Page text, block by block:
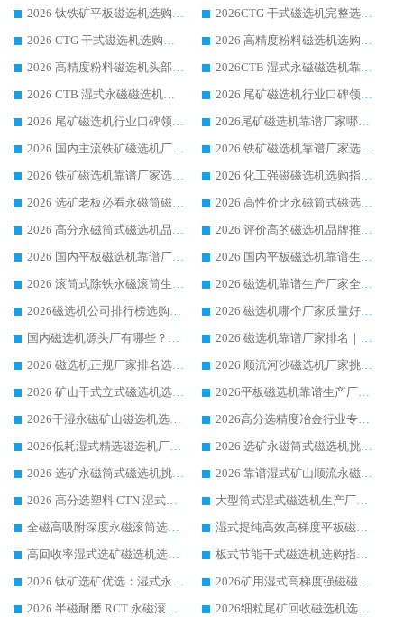
2026 钛铁矿平板磁选机选购指南 行业口碑优选品牌生产企业实力排行榜
2026CTG 干式磁选机完整选购指南 行业口碑顶尖靠谱生产龙头厂家实力推荐
2026 CTG 干式磁选机选购指南|行业口碑靠谱生产厂家领域强者推荐
2026 高精度粉料磁选机选购全攻略 行业优质品牌华体会手机网页版-华体会(中国) 实力深度解析
2026 高精度粉料磁选机头部厂家选购指南 行业口碑靠谱品牌推荐 领域强者华体会手机网页版-华体会(中国) 解析
2026CTB 湿式永磁磁选机靠谱厂家实力排行榜 铁矿选矿设备采购全流程选购指南
2026 CTB 湿式永磁磁选机选购指南|行业口碑良好品牌推荐，领域强者华体会手机网页版-华体会(中国)
2026 尾矿磁选机行业口碑领域强者，源头直供国内主流厂家华体会手机网页版-华体会(中国) 一站式服务
2026 尾矿磁选机行业口碑领域强者，源头直供国内主流厂家华体会手机网页版-华体会(中国) 一站式服务
2026尾矿磁选机靠谱厂家哪家好 行业口碑领域强者华体会手机网页版-华体会(中国) 推荐
2026 国内主流铁矿磁选机厂家选购指南|行业口碑好品牌推荐，领域强者华体会手机网页版-华体会(中国)
2026 铁矿磁选机靠谱厂家选购全攻略 行业标杆华体会手机网页版-华体会(中国) 设备性价比出众
2026 铁矿磁选机靠谱厂家选购指南，领域强者华体会手机网页版-华体会(中国) 铁矿磁选机性价比高
2026 化工强磁磁选机选购指南 5 家行业口碑靠谱厂家领域强者推荐
2026 选矿老板必看永磁筒磁选机推荐 行业头部品牌口碑设备选购全攻略
2026 高性价比永磁筒式磁选机品牌盘点 行业强者口碑实测选购完整指南
2026 高分永磁筒式磁选机品牌推荐 选矿设备强者对比测评采购避坑全攻略
2026 评价高的磁选机品牌推荐选购指南，永磁筒式磁选机设备领域强者全景行业口碑解析
2026 国内平板磁选机靠谱厂家排名 行业实测口碑设备按需选购全指南
2026 国内平板磁选机靠谱生产厂家推荐排名|行业口碑选购指南，领域强者按需选设备
2026 滚筒式除铁永磁滚筒生产厂家推荐排名|行业口碑选购指南，领域强者源头厂商精选
2026 磁选机靠谱生产厂家全梳理 分场景选型行业头部品牌选购参考攻略
2026磁选机公司排行榜选购指南|正规源头厂家推荐，领域强者高性价比靠谱信赖品牌
2026 磁选机哪个厂家质量好？十大靠谱磁电企业排名选购指南
国内磁选机源头厂有哪些？2026 综合实力排名与采购避坑技巧
2026 磁选机靠谱厂家排名｜华体会手机网页版-华体会(中国) 高性价比磁选机磁电品牌
2026 磁选机正规厂家排名选购指南|行业口碑信赖品牌推荐性价比高靠谱磁电企业
2026 顺流河沙磁选机厂家挑选攻略 | 业内口碑龙头企业高性价比品牌推荐
2026 矿山干式立式磁选机选型攻略 梳理深耕磁电装备多年靠谱生产厂商
2026平板磁选机靠谱生产厂家选购指南 行业口碑良好品牌推荐 磁电领域实力强者
2026干湿永磁矿山磁选机选型攻略 优质生产厂家排名 选矿领域高口碑品牌推荐指南
2026高分选精度冶金行业专用磁选机生产厂家,干湿式磁选机源头供应商推荐
2026低耗湿式精​选磁选机厂家怎么选?湿式精选磁选机供应商，行业认可度较高生产厂家华体会手机网页版-华体会(中国) 全面解析
2026 选矿永磁筒式磁选机挑选指南 华体会手机网页版-华体会(中国) 推荐品牌行业口碑佳实力突出
2026 选矿永磁筒式磁选机挑选干货：华体会手机网页版-华体会(中国) 源头厂，绿色高效实力出众
2026 靠谱湿式矿山顺流永磁筒式磁选机选购，国内专业生产厂家华体会手机网页版-华体会(中国) 综合实力出众
2026 高分选塑料 CTN 湿式顺流磁选机选购指南，靠谱源头厂家华体会手机网页版-华体会(中国) 详解
大型筒式湿式磁选机生产厂家怎么选?华体会手机网页版-华体会(中国) 设备口碑广受行业认可
全磁高吸附深度永磁滚筒选购指南 业内口碑稳定磁电设备生产厂家详细推荐
湿式提纯高效高梯度平板磁选机靠谱设备源头厂商华体会手机网页版-华体会(中国) 综合测评
高回收率湿式选矿磁选机选购指南 业内口碑磁电设备生产厂家实力解析
板式节能干式磁选机选购指南，源头生产厂家华体会手机网页版-华体会(中国) 综合实力可观
2026 钛矿选矿优选：湿式永磁筒式磁选机源头厂家华体会手机网页版-华体会(中国) 综合解析
2026矿用湿式高梯度强磁磁选机选购指南，临朐靠谱磁电生产厂家华体会手机网页版-华体会(中国) 详解
2026 半磁耐磨 RCT 永磁滚筒选购指南，临朐源头生产厂家华体会手机网页版-华体会(中国) 实测分享
2026细粒尾矿回收磁选机选购指南 产业集群优质生产厂家华体会手机网页版-华体会(中国) 解析